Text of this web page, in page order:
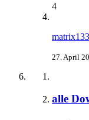
4
27. April
alle